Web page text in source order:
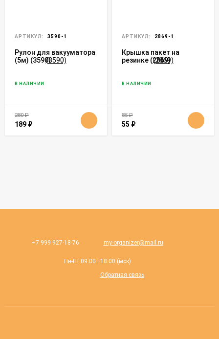
АРТИКУЛ: 3590-1
Рулон для вакууматора
(5м) (3590)
В НАЛИЧИИ
280₽
189 ₽
АРТИКУЛ: 2869-1
Крышка пакет на
резинке (2869)
В НАЛИЧИИ
85₽
55 ₽
+7 999 927-18-76 my-organizer@mail.ru
Пн-Пт 09:00—18:00 (мск)
Обратная связь